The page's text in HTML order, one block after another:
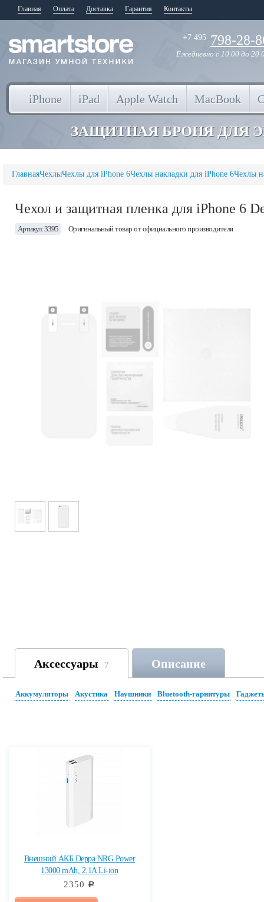
Главная Оплата Доставка Гарантия Контакты
+7 495 798-28-
Ежедневно с 10.00 до
iPhone iPad Apple Watch MacBook
ЗАЩИТНАЯ БРОНЯ ДЛЯ
ГлавнаяЧехлыЧехлы для iPhone 6Чехлы накладки для iPhone 6Чехлы
Чехол и защитная пленка для iPhone 6
Артикул: 3395 Оригинальный товар от официального производителя
Аксессуары 7 Описание
Аккумуляторы Акустика Наушники Bluetooth-гарнитуры
Внешний АКБ Deppa NRG Power
13000 mAh, 2.1A Li-ion
2350 c